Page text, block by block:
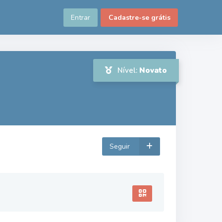
Entrar Cadastre-se grátis
Nível: Novato
Seguir